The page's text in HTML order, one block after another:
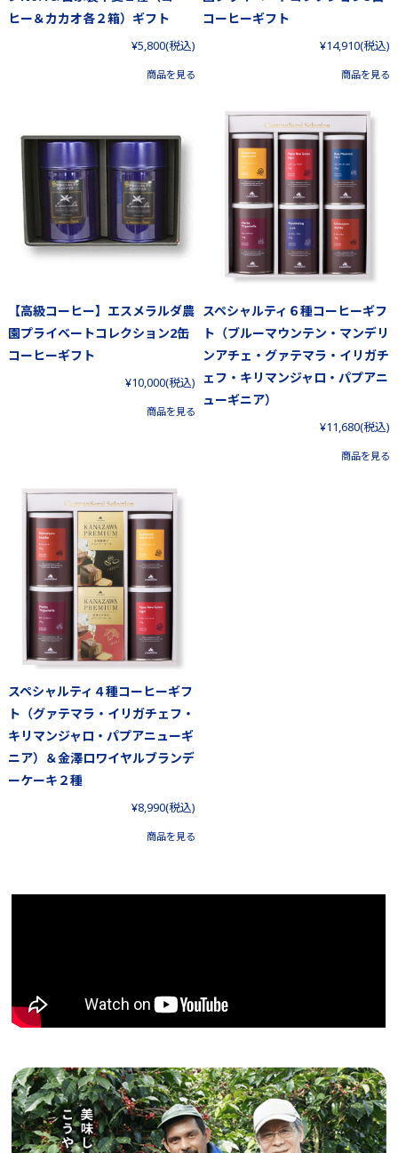
ヒー＆カカオ各２箱）ギフト
¥5,800(税込)
商品を見る
コーヒーギフト
¥14,910(税込)
商品を見る
【高級コーヒー】エスメラルダ農
園プライベートコレクション2缶
コーヒーギフト
¥10,000(税込)
商品を見る
スペシャルティ６種コーヒーギフ
ト（ブルーマウンテン・マンデリ
ンアチェ・グァテマラ・イリガチ
ェフ・キリマンジャロ・パプアニ
ューギニア）
¥11,680(税込)
商品を見る
スペシャルティ４種コーヒーギフ
ト（グァテマラ・イリガチェフ・
キリマンジャロ・パプアニューギ
ニア）＆金澤ロワイヤルブランデ
ーケーキ２種
¥8,990(税込)
商品を見る